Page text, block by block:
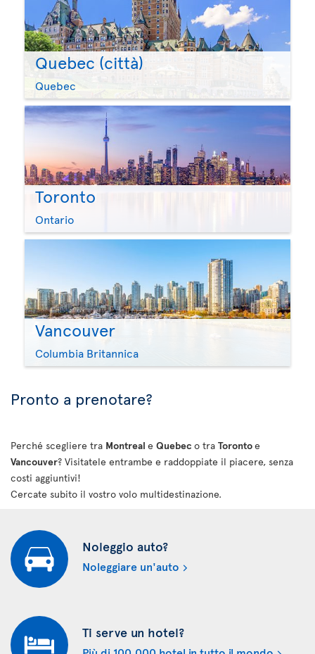
Quebec (città)
Quebec
Toronto
Ontario
Vancouver
Columbia Britannica
Pronto a prenotare?
Perché scegliere tra Montreal e Quebec o tra Torontoe
Vancouver? Visitatele entrambe e raddoppiate il piacere, senza
costi aggiuntivi!
Cercate subito il vostro volo multidestinazione.
Noleggio auto?
Noleggiare un'auto
Ti serve un hotel?